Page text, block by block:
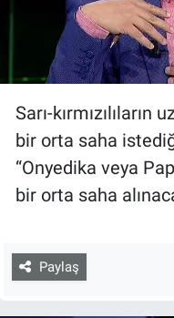
Sarı-
bir orta saha
“Onyedika veya
bir orta saha
Paylaş